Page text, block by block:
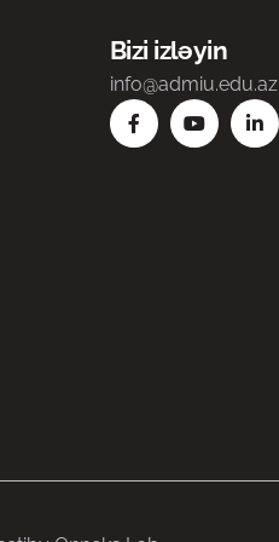
Bizi izləyin
info@admiu.edu.az